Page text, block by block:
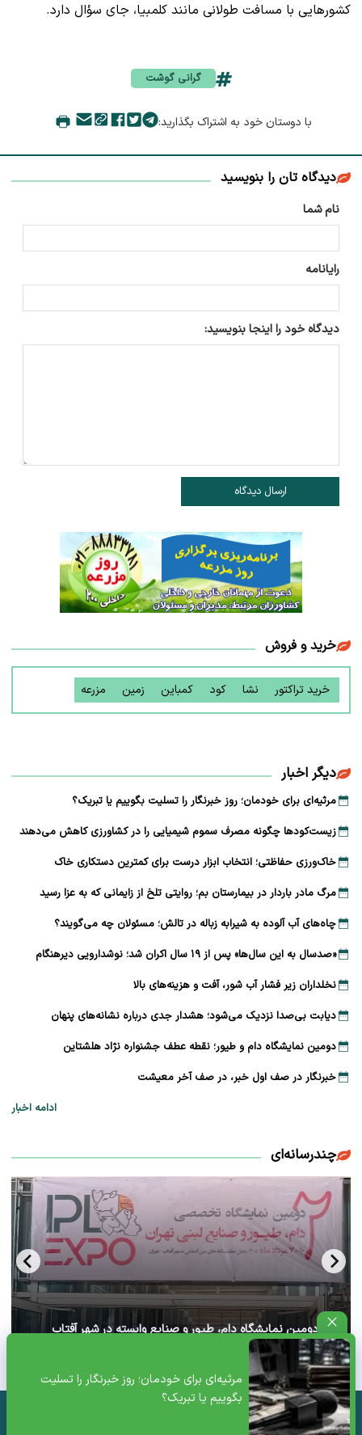
مرثیه‌ای برای خودمان؛ روز خبرنگار را تسلیت
بگوییم یا تبریک؟
کشورهایی با مسافت طولانی مانند کلمبیا، جای سؤال دارد.
گرانی گوشت
با دوستان خود به اشتراک بگذارید:
دیدگاه تان را بنویسید
نام شما
رایانامه
دیدگاه خود را اینجا بنویسید:
ارسال دیدگاه
خرید و فروش
خرید تراکتور نشا کود کمباین زمین مزرعه
دیگر اخبار
مرثیه‌ای برای خودمان؛ روز خبرنگار را تسلیت بگوییم یا تبریک؟
زیست‌کودها چگونه مصرف سموم شیمیایی را در کشاورزی کاهش می‌دهند
خاک‌ورزی حفاظتی؛ انتخاب ابزار درست برای کمترین دستکاری خاک
مرگ مادر باردار در بیمارستان بم؛ روایتی تلخ از زایمانی که به عزا رسید
چاه‌های آب آلوده به شیرابه زباله در تالش؛ مسئولان چه می‌گویند؟
«صدسال به این سال‌ها» پس از ۱۹ سال اکران شد؛ نوشدارویی دیرهنگام
نخلداران زیر فشار آب شور، آفت و هزینه‌های بالا
دیابت بی‌صدا نزدیک می‌شود؛ هشدار جدی درباره نشانه‌های پنهان
دومین نمایشگاه دام و طیور؛ نقطه عطف جشنواره نژاد هلشتاین
خبرنگار در صف اول خبر، در صف آخر معیشت
ادامه اخبار
چندرسانه‌ای
آغاز دومین نمایشگاه دام، طیور و صنایع وابسته در شهر آفتاب
تهران+ ویدئو